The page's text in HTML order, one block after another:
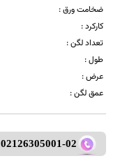
ضخامت ورق :
کارکرد :
تعداد لگن :
طول :
عرض :
عمق لگن :
02126305001-02